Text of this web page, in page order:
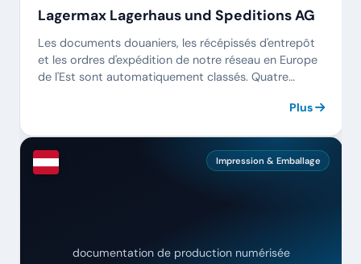
Lagermax Lagerhaus und Speditions AG
Les documents douaniers, les récépissés d'entrepôt
et les ordres d'expédition de notre réseau en Europe
de l'Est sont automatiquement classés. Quatre
Plus
Impression & Emballage
documentation de production numérisée